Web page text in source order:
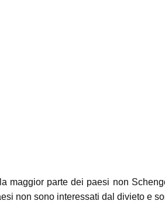
maggior parte dei paesi non
non sono interessati dal divieto e